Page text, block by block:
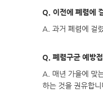
Q. 이전에 폐렴에
A. 과거 폐렴에 걸
Q. 폐렴구균 예방
A. 매년 가을에 맞
하는 것을 권유합